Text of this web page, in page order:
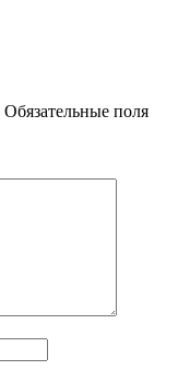
Обязательные поля